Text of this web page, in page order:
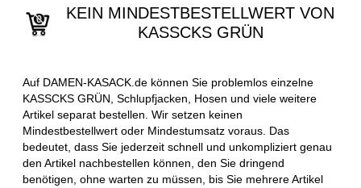
KEIN MINDESTBESTELLWERT VON
KASSCKS GRÜN
Auf DAMEN-KASACK.de können Sie problemlos einzelne
KASSCKS GRÜN, Schlupfjacken, Hosen und viele weitere
Artikel separat bestellen. Wir setzen keinen
Mindestbestellwert oder Mindestumsatz voraus. Das
bedeutet, dass Sie jederzeit schnell und unkompliziert genau
den Artikel nachbestellen können, den Sie dringend
benötigen, ohne warten zu müssen, bis Sie mehrere Artikel